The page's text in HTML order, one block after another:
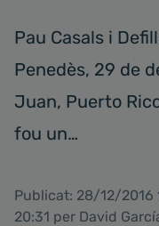
Pau Casals i
Penedès, 29 de
Juan, Puerto
fou un…
Publicat: 28/12/2016
20:31 per David